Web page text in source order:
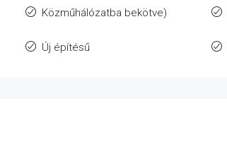
Közműhálózatba bekötve)
Új építésű